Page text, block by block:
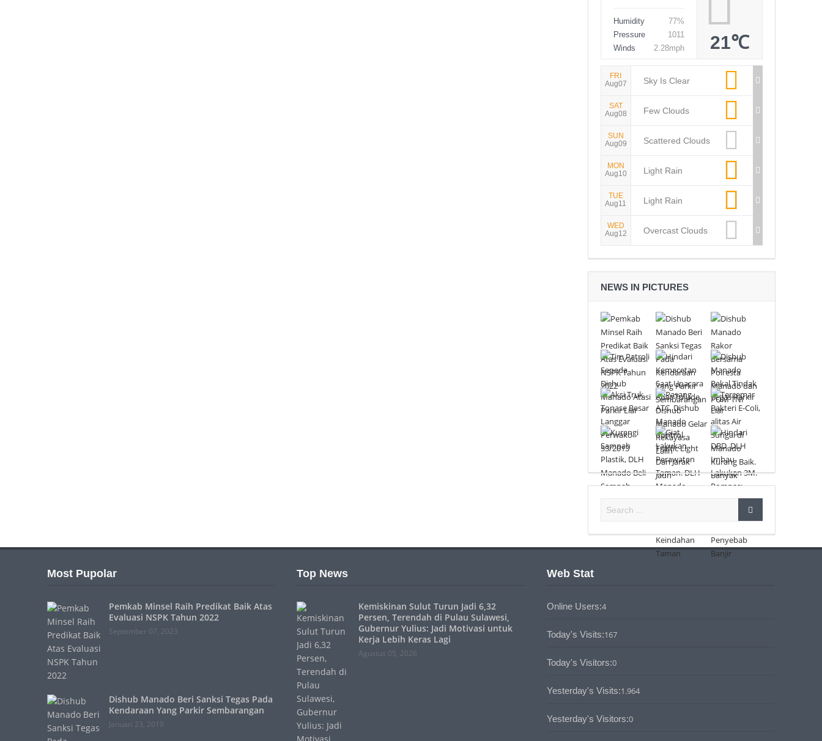
Humidity
77%
Pressure
1011
Winds
2.28mph 21℃
FRI
Aug07
Sky Is Clear
SAT
Aug08
Few Clouds
SUN
Aug09
Scattered Clouds
MON
Aug10
Light Rain
TUE
Aug11
Light Rain
WED
Aug12
Overcast Clouds
NEWS IN PICTURES
Most Pupolar
Pemkab Minsel Raih Predikat Baik Atas
Evaluasi NSPK Tahun 2022
September 07, 2023
Dishub Manado Beri Sanksi Tegas Pada
Kendaraan Yang Parkir Sembarangan
Januari 23, 2019
Top News
Kemiskinan Sulut Turun Jadi 6,32
Persen, Terendah di Pulau Sulawesi,
Gubernur Yulius: Jadi Motivasi untuk
Kerja Lebih Keras Lagi
Agustus 05, 2026
Web Stat
Online Users:4
Today's Visits:167
Today's Visitors:0
Yesterday's Visits:1.964
Yesterday's Visitors:0